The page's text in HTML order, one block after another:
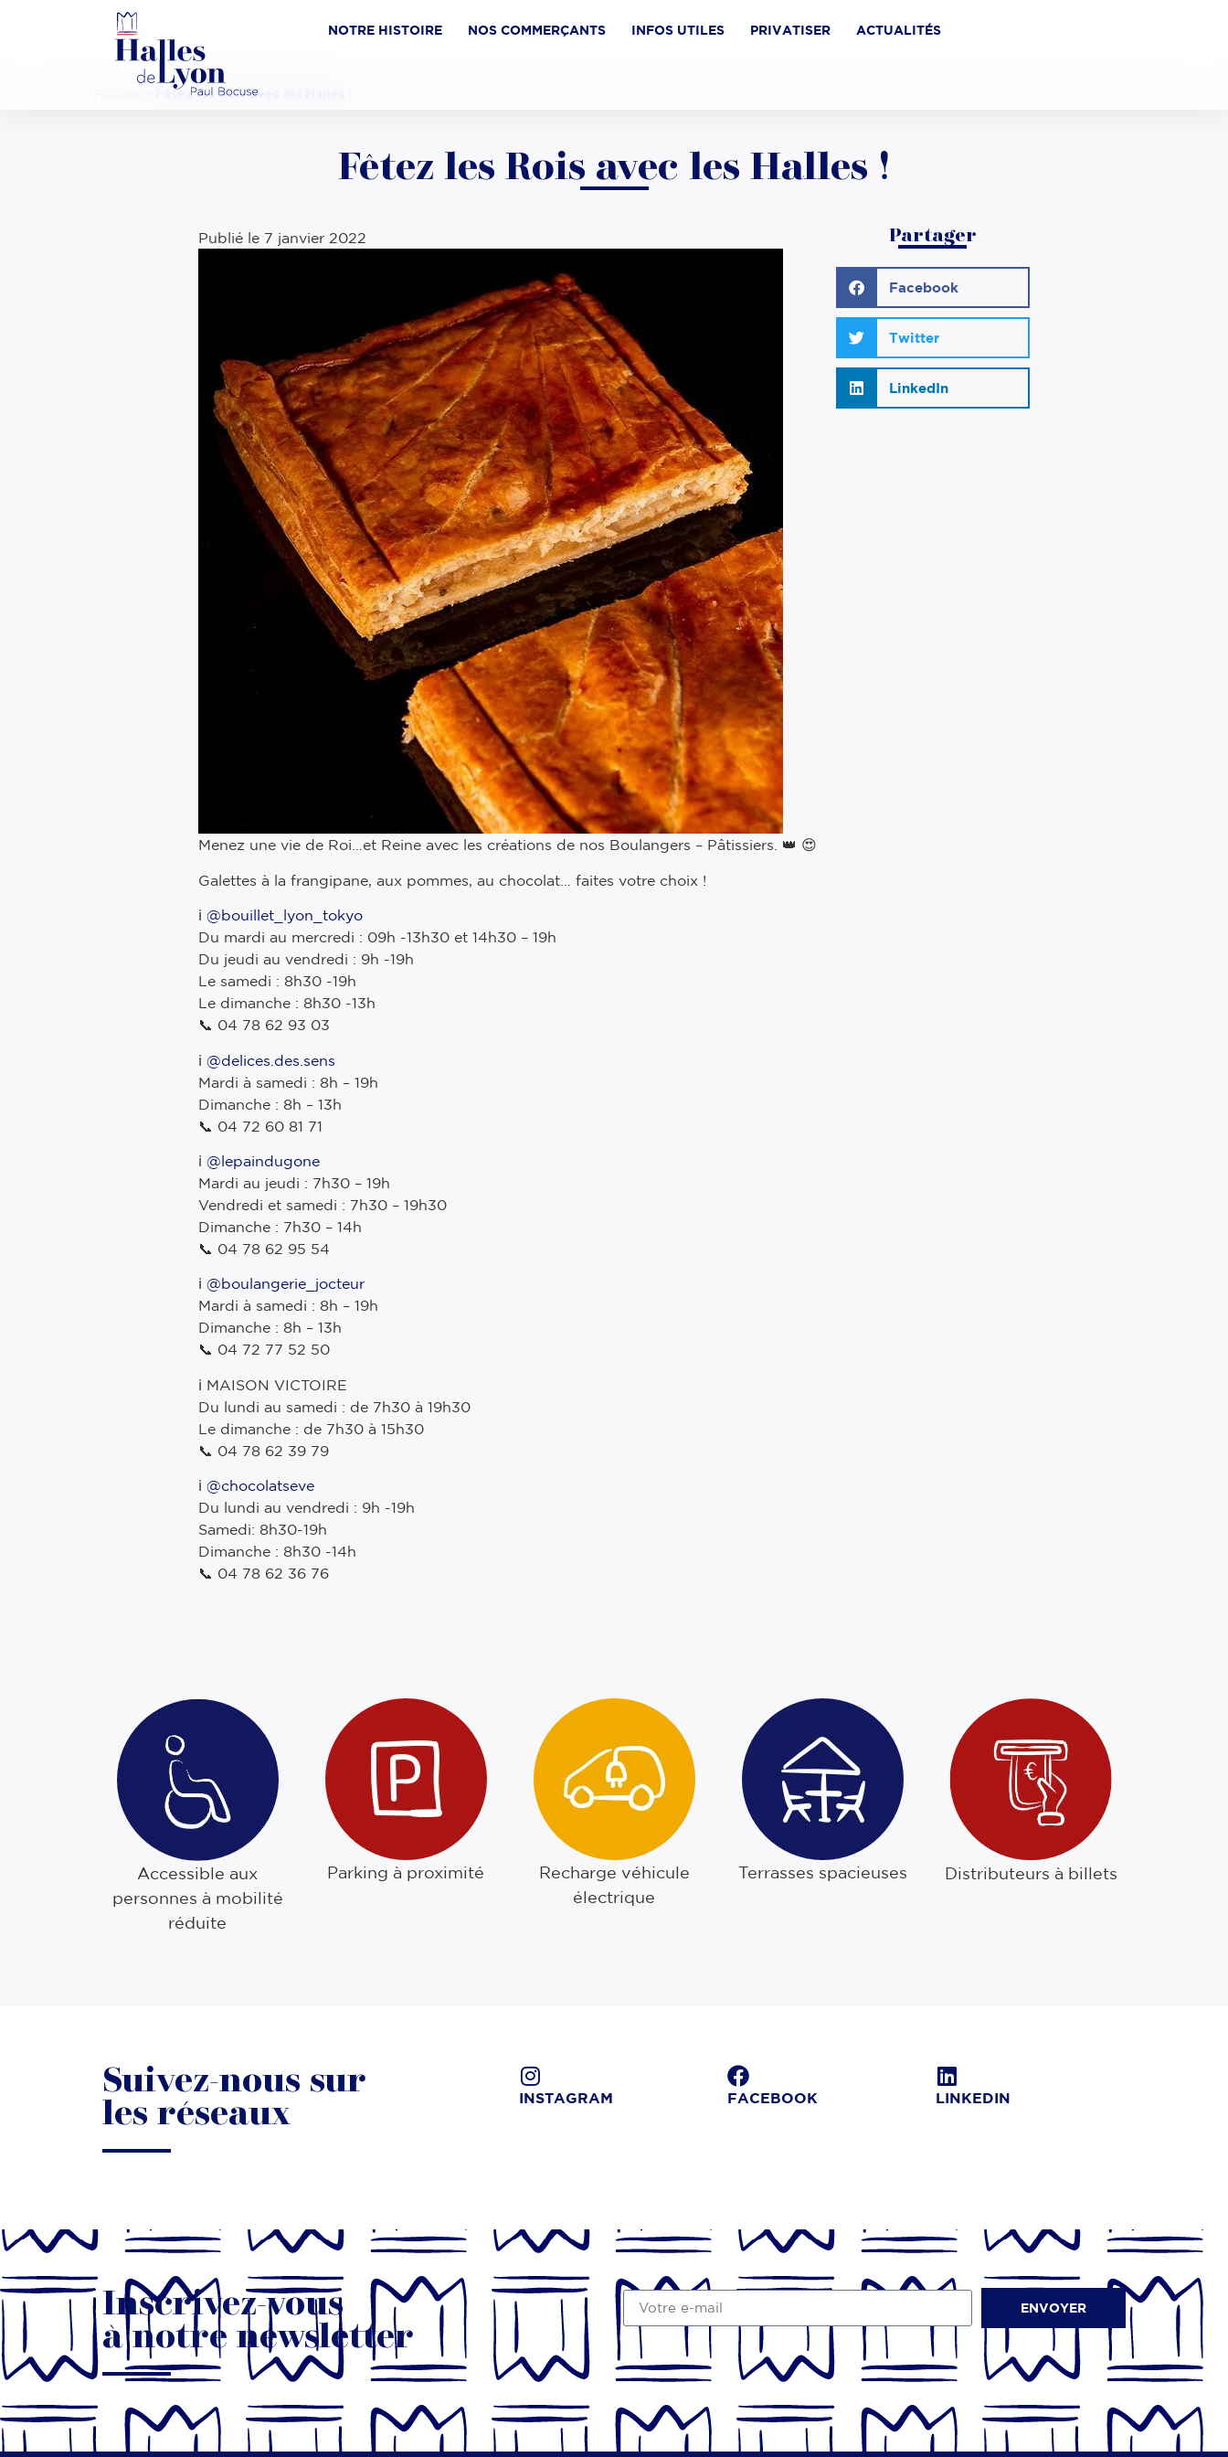
NOTRE HISTOIRE NOS COMMERÇANTS INFOS UTILES PRIVATISER ACTUALITÉS
Fêtez les Rois avec les Halles !
Fêtez les Rois avec les Halles !
Publié le 7 janvier 2022
Menez une vie de Roi…et Reine avec les créations de nos Boulangers – Pâtissiers. 👑 😍
Galettes à la frangipane, aux pommes, au chocolat… faites votre choix !
ℹ️ @bouillet_lyon_tokyo
Du mardi au mercredi : 09h -13h30 et 14h30 – 19h
Du jeudi au vendredi : 9h -19h
Le samedi : 8h30 -19h
Le dimanche : 8h30 -13h
📞 04 78 62 93 03
ℹ️ @delices.des.sens
Mardi à samedi : 8h – 19h
Dimanche : 8h – 13h
📞 04 72 60 81 71
ℹ️ @lepaindugone
Mardi au jeudi : 7h30 – 19h
Vendredi et samedi : 7h30 – 19h30
Dimanche : 7h30 – 14h
📞 04 78 62 95 54
ℹ️ @boulangerie_jocteur
Mardi à samedi : 8h – 19h
Dimanche : 8h – 13h
📞 04 72 77 52 50
ℹ️ MAISON VICTOIRE
Du lundi au samedi : de 7h30 à 19h30
Le dimanche : de 7h30 à 15h30
📞 04 78 62 39 79
ℹ️ @chocolatseve
Du lundi au vendredi : 9h -19h
Samedi: 8h30-19h
Dimanche : 8h30 -14h
📞 04 78 62 36 76
Partager
Facebook
Twitter
LinkedIn
Accessible aux
personnes à mobilité
réduite
Parking à proximité
Recharge véhicule
électrique
Terrasses spacieuses Distributeurs à billets
Suivez-nous sur
les réseaux
INSTAGRAM FACEBOOK LINKEDIN
Inscrivez-vous
à notre newsletter
ENVOYER